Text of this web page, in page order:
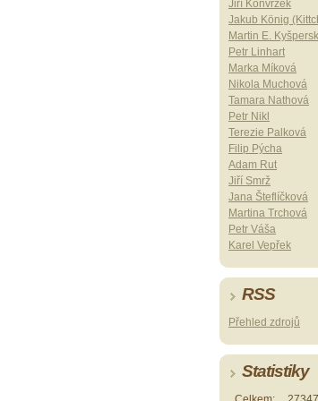
Jiří Konvrzek
Jakub König
Martin E.
Petr Linhart
Marka Míková
Nikola Muchová
Tamara Nathová
Petr Nikl
Terezie Palková
Filip Pýcha
Adam Rut
Jiří Smrž
Jana Šteflíčková
Martina Trchová
Petr Váša
Karel Vepřek
RSS
Přehled zdrojů
Statistiky